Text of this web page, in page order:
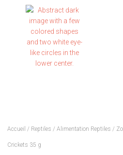
Accueil / Reptiles / Alimentation Reptiles /
Crickets 35 g